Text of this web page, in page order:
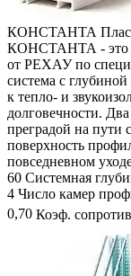
КОНСТАНТА
КОНСТАНТА - это
от РЕХАУ по
система с
к тепло- и
долговечности.
преградой на пути
поверхность
повседневном
60 Системная
4 Число камер
0,70 Коэф.